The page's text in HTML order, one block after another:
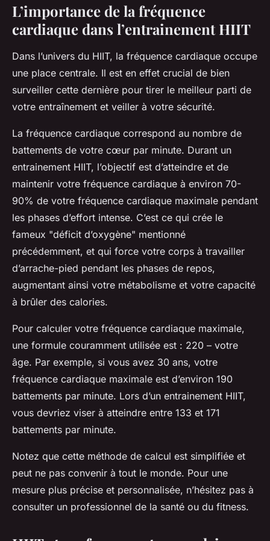
L’importance de la fréquence
cardiaque dans l’entrainement HIIT
Dans l’univers du HIIT, la fréquence cardiaque occupe
une place centrale. Il est en effet crucial de bien
surveiller cette dernière pour tirer le meilleur parti de
votre entraînement et veiller à votre sécurité.
La fréquence cardiaque correspond au nombre de
battements de votre cœur par minute. Durant un
entrainement HIIT, l’objectif est d’atteindre et de
maintenir votre fréquence cardiaque à environ 70-
90% de votre fréquence cardiaque maximale pendant
les phases d’effort intense. C’est ce qui crée le
fameux "déficit d’oxygène" mentionné
précédemment, et qui force votre corps à travailler
d’arrache-pied pendant les phases de repos,
augmentant ainsi votre métabolisme et votre capacité
à brûler des calories.
Pour calculer votre fréquence cardiaque maximale,
une formule couramment utilisée est : 220 – votre
âge. Par exemple, si vous avez 30 ans, votre
fréquence cardiaque maximale est d’environ 190
battements par minute. Lors d’un entrainement HIIT,
vous devriez viser à atteindre entre 133 et 171
battements par minute.
Notez que cette méthode de calcul est simplifiée et
peut ne pas convenir à tout le monde. Pour une
mesure plus précise et personnalisée, n’hésitez pas à
consulter un professionnel de la santé ou du fitness.